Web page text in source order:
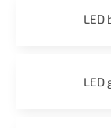
LED
LED